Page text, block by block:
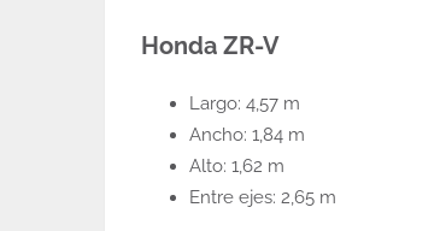
Honda ZR-V
Largo: 4,57 m
Ancho: 1,84 m
Alto: 1,62 m
Entre ejes: 2,65 m